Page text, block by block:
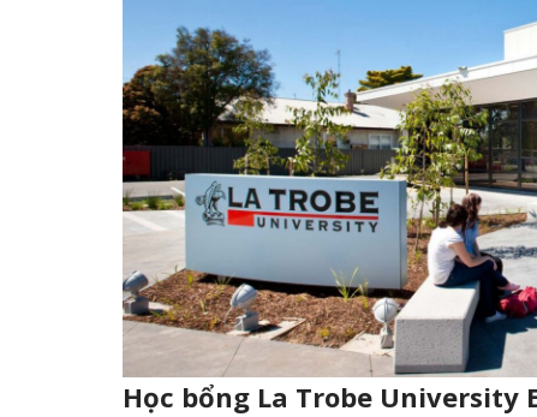
Học bổng La Trobe University